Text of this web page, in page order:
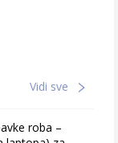
Vidi sve
roba –